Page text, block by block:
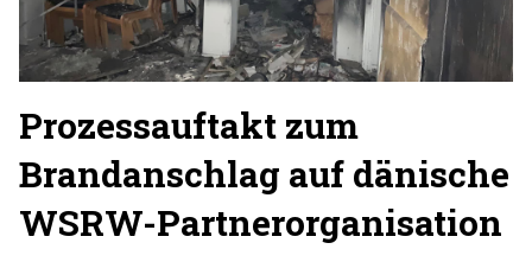
Prozessauftakt zum
Brandanschlag auf dänische
WSRW-Partnerorganisation